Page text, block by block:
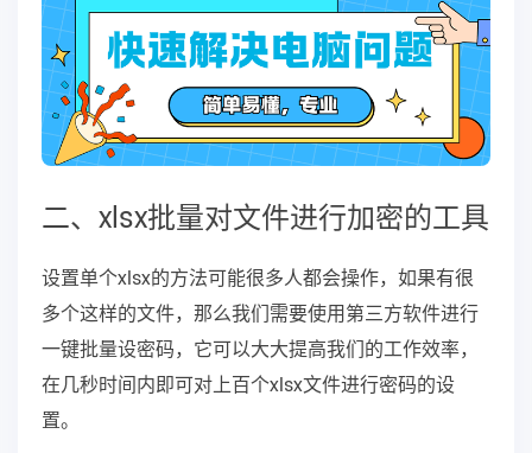
二、xlsx批量对文件进行加密的工具
设置单个xlsx的方法可能很多人都会操作，如果有很
多个这样的文件，那么我们需要使用第三方软件进行
一键批量设密码，它可以大大提高我们的工作效率，
在几秒时间内即可对上百个xlsx文件进行密码的设
置。